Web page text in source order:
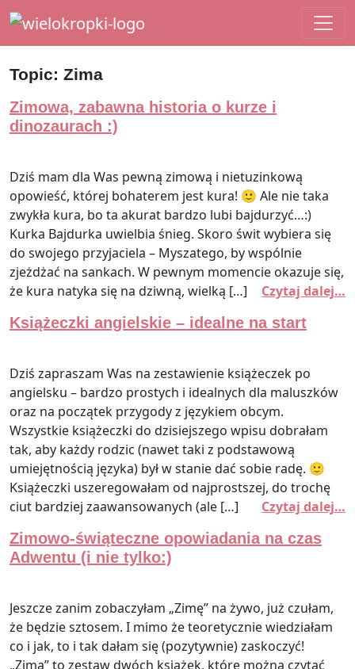
Main Navigation
Topic: Zima
Zimowa, zabawna historia o kurze i
dinozaurach :)
Dziś mam dla Was pewną zimową i nietuzinkową
opowieść, której bohaterem jest kura! 🙂 Ale nie taka
zwykła kura, bo ta akurat bardzo lubi bajdurzyć…:)
Kurka Bajdurka uwielbia śnieg. Skoro świt wybiera się
do swojego przyjaciela – Myszatego, by wspólnie
zjeżdżać na sankach. W pewnym momencie okazuje się,
że kura natyka się na dziwną, wielką […]
Czytaj dalej…
Książeczki angielskie – idealne na start
Dziś zapraszam Was na zestawienie książeczek po
angielsku – bardzo prostych i idealnych dla maluszków
oraz na początek przygody z językiem obcym.
Wszystkie książeczki do dzisiejszego wpisu dobrałam
tak, aby każdy rodzic (nawet taki z podstawową
umiejętnością języka) był w stanie dać sobie radę. 🙂
Książeczki uszeregowałam od najprostszej, do trochę
ciut bardziej zaawansowanych (ale […]
Czytaj dalej…
Zimowo-świąteczne opowiadania na czas
Adwentu (i nie tylko:)
Jeszcze zanim zobaczyłam „Zimę” na żywo, już czułam,
że będzie sztosem. I mimo że teoretycznie wiedziałam
co i jak, to i tak dałam się (pozytywnie) zaskoczyć!
„Zima” to zestaw dwóch książek, które można czytać